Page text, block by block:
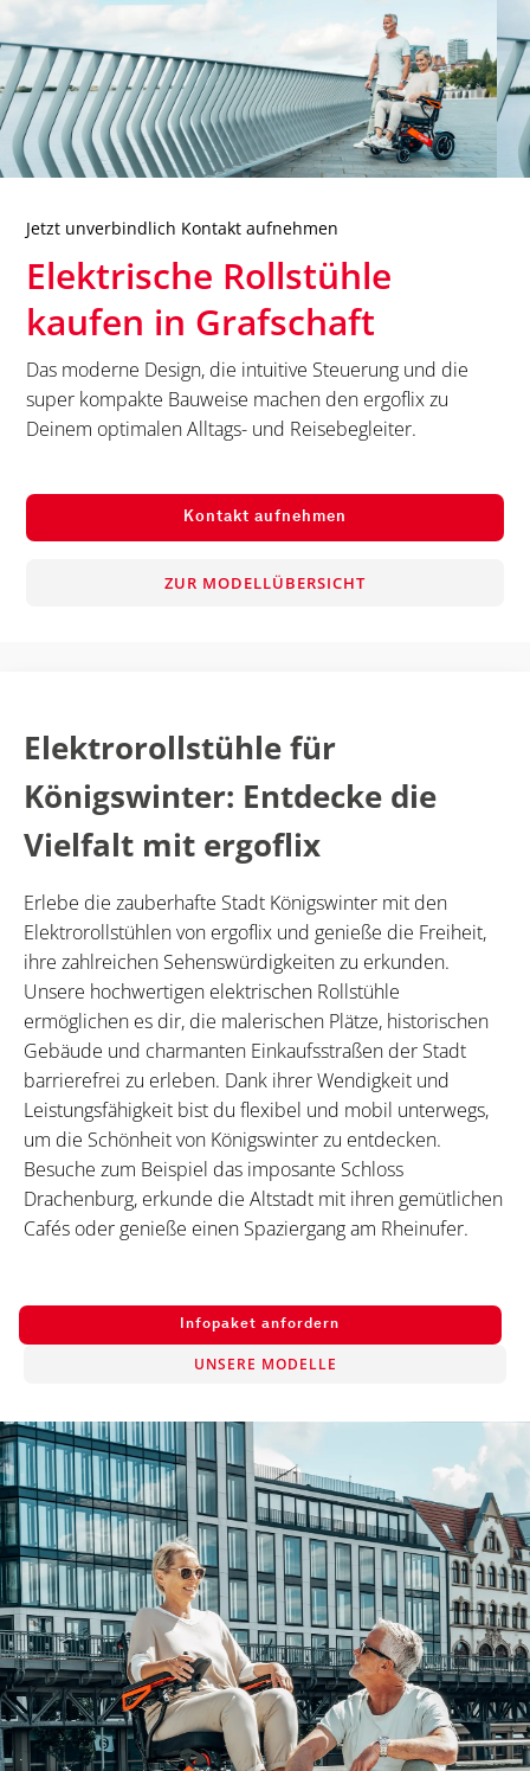
Jetzt unverbindlich Kontakt aufnehmen
Elektrische Rollstühle
kaufen in Grafschaft
Das moderne Design, die intuitive Steuerung und die
super kompakte Bauweise machen den ergoflix zu
Deinem optimalen Alltags- und Reisebegleiter.
Kontakt aufnehmen
ZUR MODELLÜBERSICHT
Elektrorollstühle für
Königswinter: Entdecke die
Vielfalt mit ergoflix
Erlebe die zauberhafte Stadt Königswinter mit den
Elektrorollstühlen von ergoflix und genieße die Freiheit,
ihre zahlreichen Sehenswürdigkeiten zu erkunden.
Unsere hochwertigen elektrischen Rollstühle
ermöglichen es dir, die malerischen Plätze, historischen
Gebäude und charmanten Einkaufsstraßen der Stadt
barrierefrei zu erleben. Dank ihrer Wendigkeit und
Leistungsfähigkeit bist du flexibel und mobil unterwegs,
um die Schönheit von Königswinter zu entdecken.
Besuche zum Beispiel das imposante Schloss
Drachenburg, erkunde die Altstadt mit ihren gemütlichen
Cafés oder genieße einen Spaziergang am Rheinufer.
Infopaket anfordern
UNSERE MODELLE